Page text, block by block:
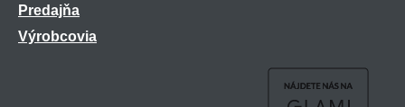
Predajňa
Výrobcovia